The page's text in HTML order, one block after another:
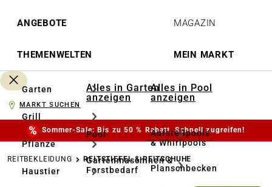
ANGEBOTE
THEMENWELTEN
MAGAZIN
MEIN MARKT
Garten
Grill
Pflanze
Haustier
Alles in Garten
anzeigen
Pool
Gartenmaschinen &
Forstbedarf
Alles in Pool
anzeigen
Aufstellpools
& Whirlpools
Planschbecken
MARKT SUCHEN
Sommer-Sale: Bis zu 50 % Rabatt. Schnell zugreifen!
REITBEKLEIDUNG REITSTIEFEL & REITSCHUHE